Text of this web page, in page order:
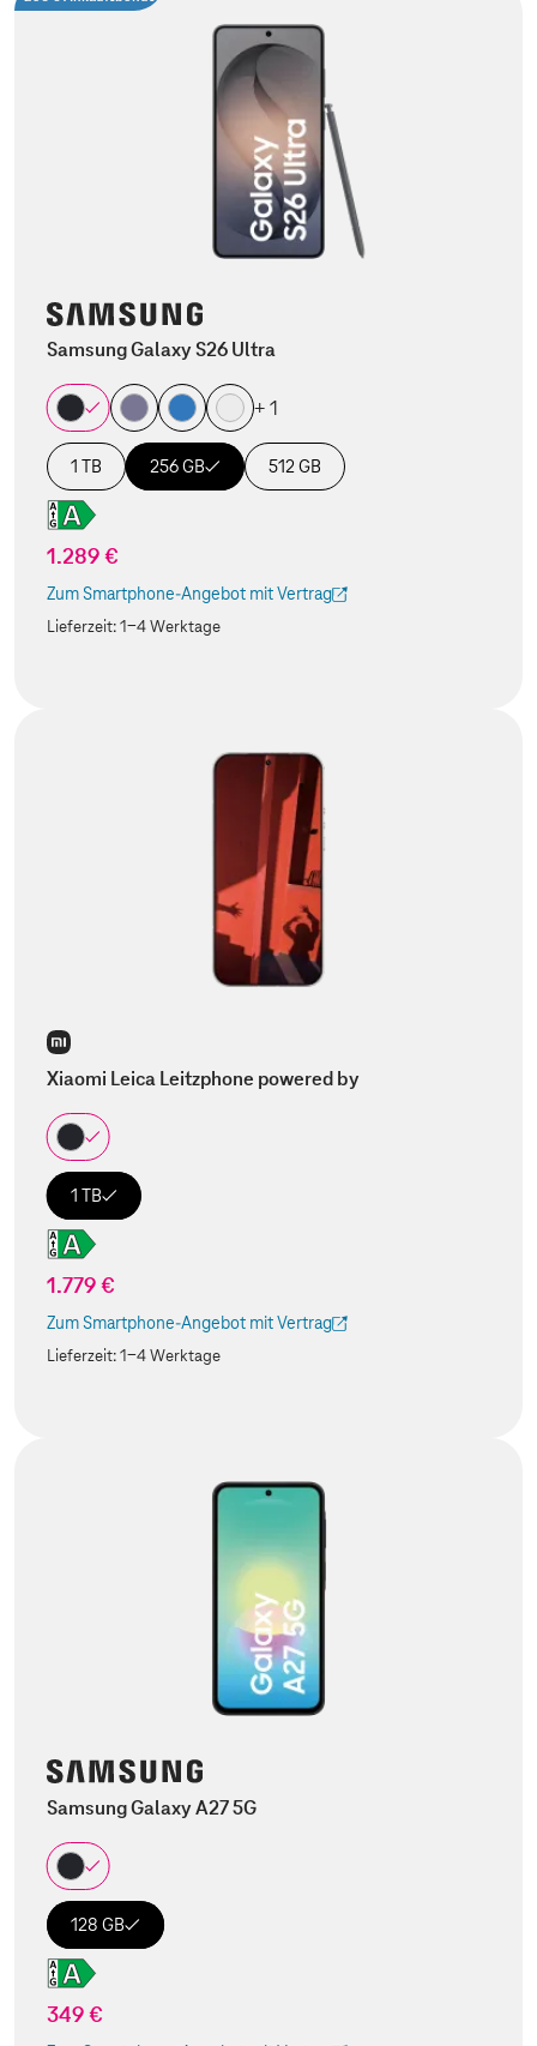
Samsung Galaxy S26 Ultra
+ 1
1 TB 256 GB 512 GB
1.289 €
Zum Smartphone-Angebot mit Vertrag
(Der Link wird in einem neuen Tab geöffnet)
Lieferzeit:1-4 Werktage
Xiaomi Leica Leitzphone powered by
1 TB
1.779 €
Zum Smartphone-Angebot mit Vertrag
(Der Link wird in einem neuen Tab geöffnet)
Lieferzeit:1-4 Werktage
Samsung Galaxy A27 5G
128 GB
349 €